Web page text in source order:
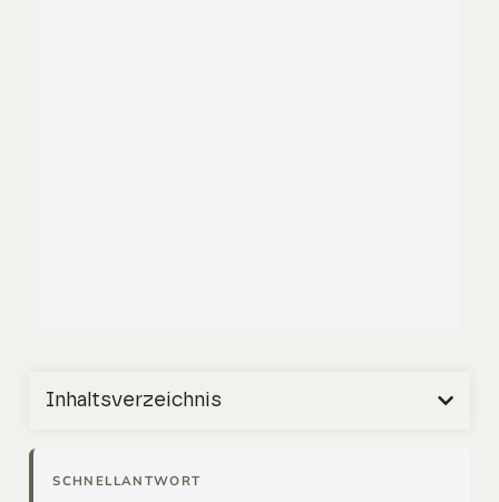
Inhaltsverzeichnis
SCHNELLANTWORT